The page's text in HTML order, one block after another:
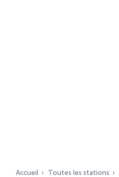
Accueil Toutes les stations